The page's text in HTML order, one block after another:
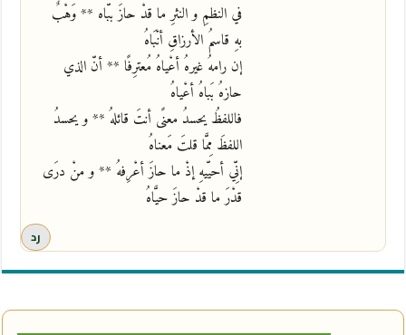
في النظمِ و النثرِ ما قدْ حازَ ببّاه ** وَهْبٌ
بهِ قاسمُ الأرزاقِ أنْبَاهُ
إن رامهُ غيرهُ أعْياهُ مُعترِفًا ** أنّ الذي
حازهُ بَباهُ أعْياهُ
فاللفظُ يحسدُ معنًى أنتَ قائلهُ ** و يحسدُ
اللفظَ مِمَّا قلتَ مَعناهُ
إنِّي أحيّيهِ إذْ ما حازَ أعْرِفهُ ** و منْ درَى
قدْرَ ما قدْ حازَ حيَّاهُ
رد